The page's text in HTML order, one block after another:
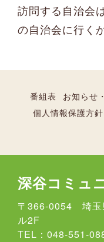
訪問する自治会
の自治会に行く
番組表 お知らせ
個人情報保護方針
深谷コミュ
〒366-0054 埼
ル2F
TEL：048-551-